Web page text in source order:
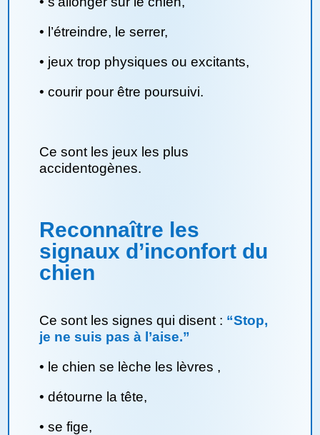
• l’étreindre, le serrer,
• jeux trop physiques ou excitants,
• courir pour être poursuivi.
Ce sont les jeux les plus
accidentogènes.
Reconnaître les
signaux d’inconfort du
chien
Ce sont les signes qui disent : “Stop,
je ne suis pas à l’aise.”
• le chien se lèche les lèvres ,
• détourne la tête,
• se fige,